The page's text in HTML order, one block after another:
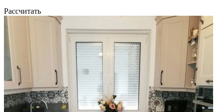
Рассчитать